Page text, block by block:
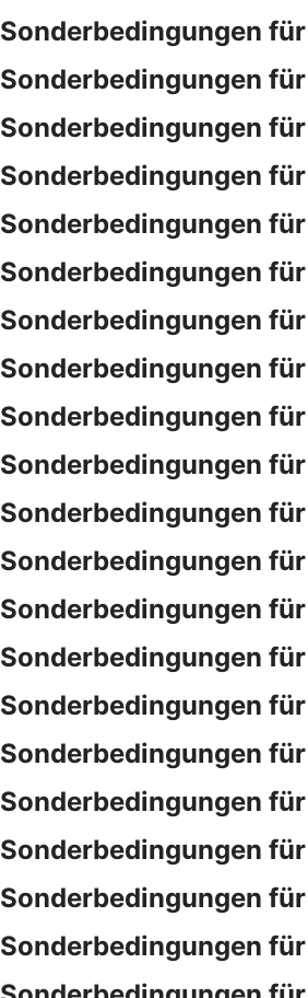
Sonderbedingungen
Sonderbedingungen
Sonderbedingungen
Sonderbedingungen
Sonderbedingungen
Sonderbedingungen
Sonderbedingungen
Sonderbedingungen
Sonderbedingungen
Sonderbedingungen
Sonderbedingungen
Sonderbedingungen
Sonderbedingungen
Sonderbedingungen
Sonderbedingungen
Sonderbedingungen
Sonderbedingungen
Sonderbedingungen
Sonderbedingungen
Sonderbedingungen